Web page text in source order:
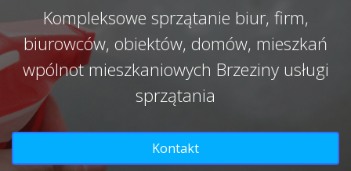
Kompleksowe sprzątanie biur, firm,
biurowców, obiektów, domów, mieszkań
wpólnot mieszkaniowych Brzeziny usługi
sprzątania
Kontakt